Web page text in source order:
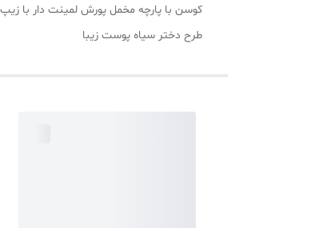
کوسن با پارچه مخمل پورش لمینت دار با
طرح دختر سیاه پوست زیبا